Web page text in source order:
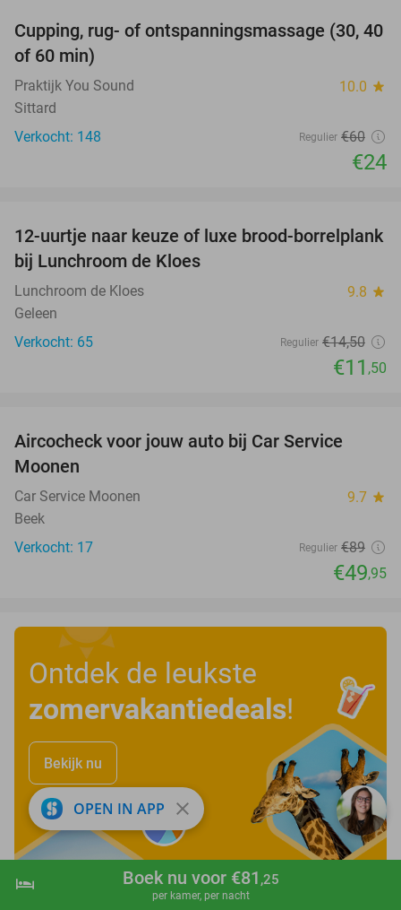
shopping_cart Boek nu
hotel Boek nu voor €81 ,25
per kamer, per nacht
60%
Cupping, rug- of ontspanningsmassage (30, 40
of 60 min)
Praktijk You Sound 10.0 star
Sittard
Verkocht: 148
Regulier €60
€24
21%
12-uurtje naar keuze of luxe brood-borrelplank
bij Lunchroom de Kloes
Lunchroom de Kloes 9.8 star
Geleen
Verkocht: 65
Regulier €14,50
€11 ,50
Aircocheck voor jouw auto bij Car Service
Moonen
Car Service Moonen 9.7 star
Beek
Verkocht: 17
Regulier €89
€49,95
Ontdek de leukste
zomervakantiedeals!
Bekijk nu
OPEN IN APP close